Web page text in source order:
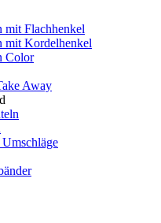
mit Flachhenkel
mit Kordelhenkel
Color
Away